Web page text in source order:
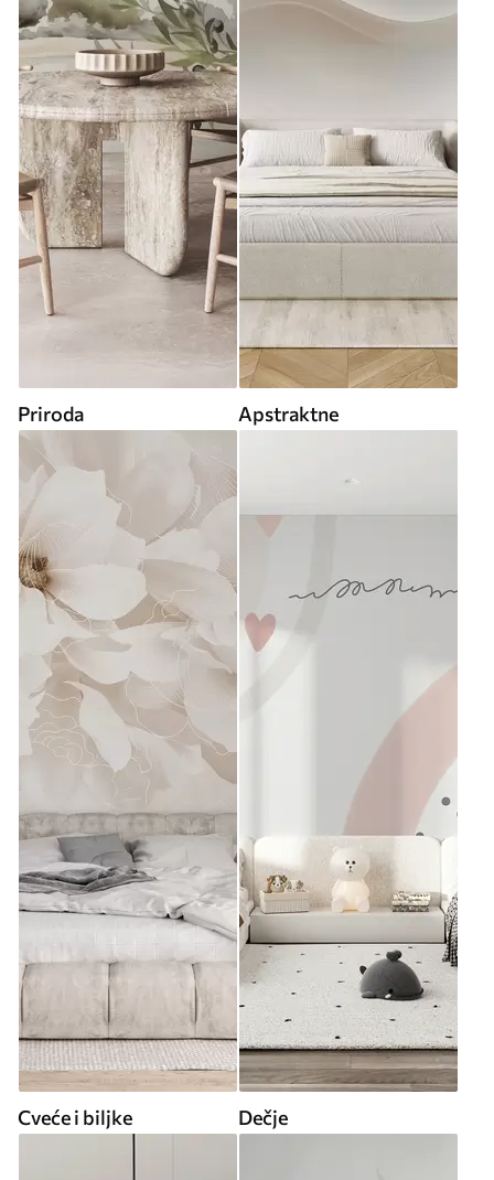
Priroda Apstraktne
Cveće i biljke Dečje